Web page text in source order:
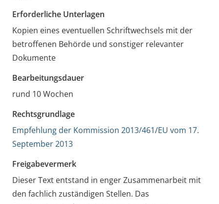
Erforderliche Unterlagen
Kopien eines eventuellen Schriftwechsels mit der
betroffenen Behörde und sonstiger relevanter
Dokumente
Bearbeitungsdauer
rund 10 Wochen
Rechtsgrundlage
Empfehlung der Kommission 2013/461/EU vom 17.
September 2013
Freigabevermerk
Dieser Text entstand in enger Zusammenarbeit mit
den fachlich zuständigen Stellen. Das